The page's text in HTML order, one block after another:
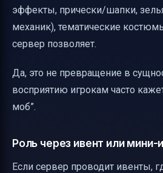
эффекты, прически/шапки,
механик), тематические
сервер позволяет.
Да, это не превращение в
восприятию игрокам часто
моб”.
Роль через ивент или мини-
Если сервер проводит ивенты,